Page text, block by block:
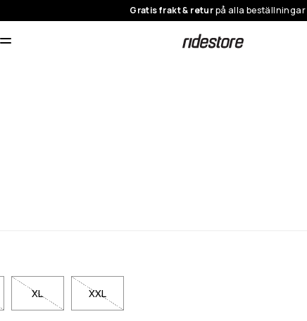
Gratis frakt & returpå alla beställningar
XL XXL